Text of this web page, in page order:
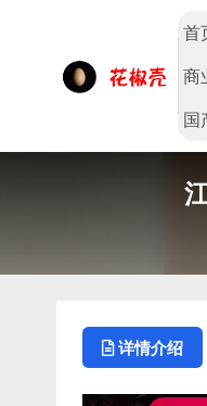
首
商
国
详情介绍